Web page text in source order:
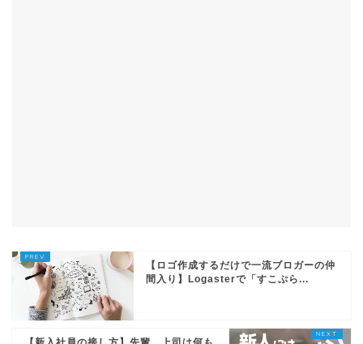
【ロゴ作成するだけで一流ブロガーの仲
間入り】Logasterで「すこぷら...